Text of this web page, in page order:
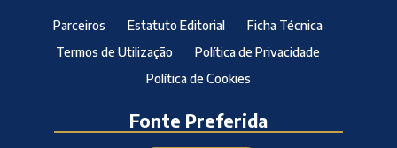
Parceiros Estatuto Editorial
Ficha Técnica
Termos de Utilização
Política de Privacidade
Política de Cookies
Fonte Preferida